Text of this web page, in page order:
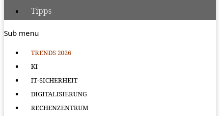
Tipps
Sub menu
TRENDS 2026
KI
IT-SICHERHEIT
DIGITALISIERUNG
RECHENZENTRUM